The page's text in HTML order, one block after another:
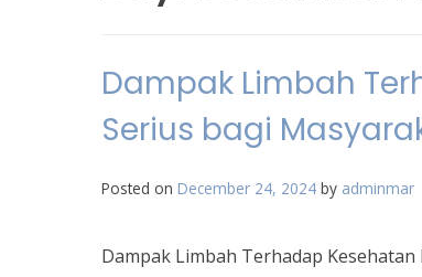
Dampak Limbah
Serius bagi
Posted on December 24, 2024 by adminmar
Dampak Limbah Terhadap